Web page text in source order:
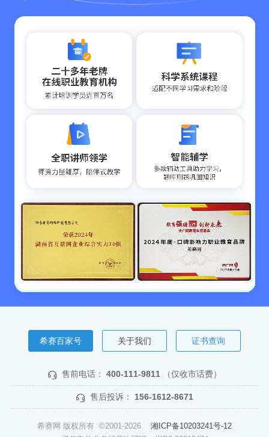
希赛百家号 关于我们 证书查询
售前电话： 400-111-9811 （仅收市话费）
售后投诉： 156-1612-8671
希赛网 版权所有 ©2001-2026 湘ICP备10203241号-12